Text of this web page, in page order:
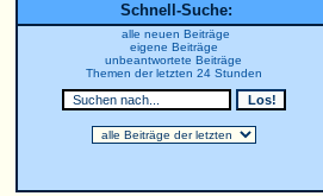
Schnell-Suche:
alle neuen Beiträge
eigene Beiträge
unbeantwortete Beiträge
Themen der letzten 24 Stunden